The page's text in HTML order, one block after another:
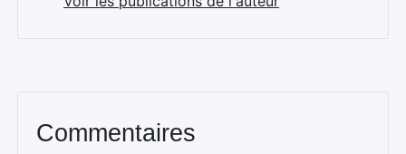
Commentaires